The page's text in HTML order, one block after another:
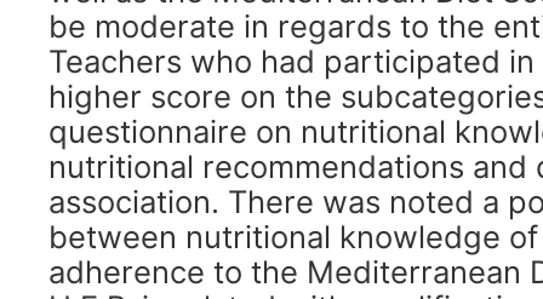
be moderate in regards to the
Teachers who had participated in
higher score on the
questionnaire on nutritional
nutritional recommendations and
association. There was noted a
between nutritional knowledge
adherence to the Mediterranean